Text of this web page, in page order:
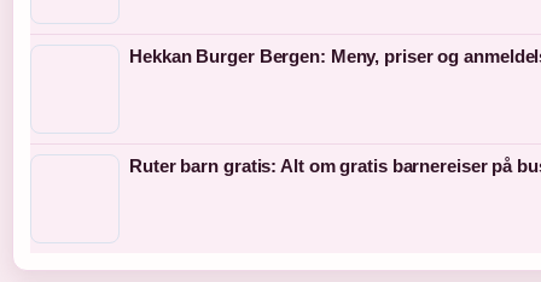
Hekkan Burger Bergen: Meny, priser og
Ruter barn gratis: Alt om gratis barnereiser på